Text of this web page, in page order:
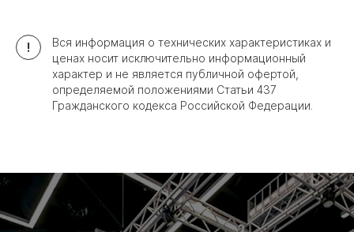
!
Вся информация о технических характеристиках и
ценах носит исключительно информационный
характер и не является публичной офертой,
определяемой положениями Статьи 437
Гражданского кодекса Российской Федерации.